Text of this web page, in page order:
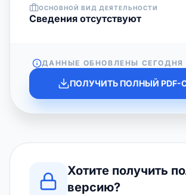
ОСНОВНОЙ ВИД ДЕЯТЕЛЬНОСТИ
Cведения отсутствуют
ДАННЫЕ ОБНОВЛЕНЫ СЕГОДНЯ
ПОЛУЧИТЬ ПОЛНЫЙ PDF-
Хотите получить
версию?